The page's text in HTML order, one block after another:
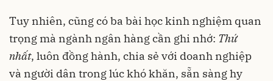
Tuy nhiên, cũng có ba bài học kinh nghiệm quan
trọng mà ngành ngân hàng cần ghi nhớ: Thứ
nhất, luôn đồng hành, chia sẻ với doanh nghiệp
và người dân trong lúc khó khăn, sẵn sàng hy